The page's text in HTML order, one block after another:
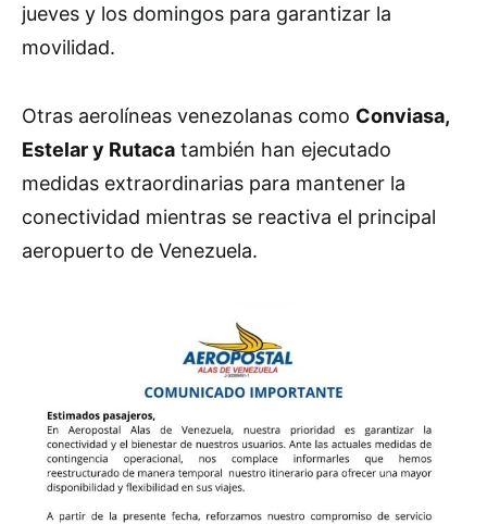
jueves y los domingos para garantizar la
movilidad.
Otras aerolíneas venezolanas como Conviasa,
Estelar y Rutaca también han ejecutado
medidas extraordinarias para mantener la
conectividad mientras se reactiva el principal
aeropuerto de Venezuela.